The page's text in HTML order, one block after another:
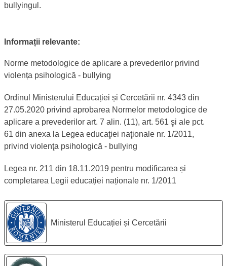
bullyingul.
Informații Antibulying
Informații prezentare
Program
Informații relevante:
Norme metodologice de aplicare a prevederilor privind
violența psihologică - bullying
Ordinul Ministerului Educației și Cercetării nr. 4343 din
27.05.2020 privind aprobarea Normelor metodologice de
aplicare a prevederilor art. 7 alin. (11), art. 561 şi ale pct.
61 din anexa la Legea educaţiei naţionale nr. 1/2011,
privind violenţa psihologică - bullying
Legea nr. 211 din 18.11.2019 pentru modificarea și
completarea Legii educației naționale nr. 1/2011
Legături utile:
Ministerul Educației și Cercetării